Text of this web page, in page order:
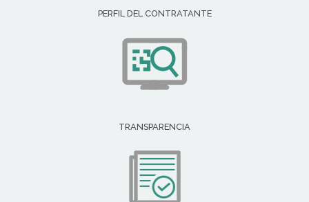
PERFIL DEL CONTRATANTE
TRANSPARENCIA